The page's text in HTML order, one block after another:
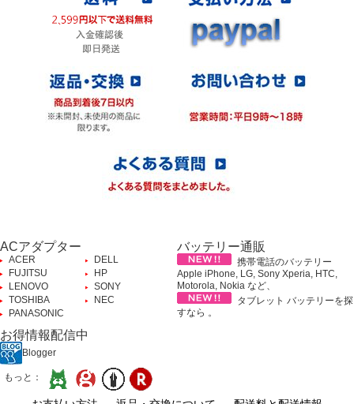
ACアダプター
ACER
DELL
FUJITSU
HP
LENOVO
SONY
TOSHIBA
NEC
PANASONIC
バッテリー通販
携帯電話のバッテリー
Apple iPhone, LG, Sony Xperia, HTC,
Motorola, Nokia など、
タブレット バッテリーを探
すなら 。
お得情報配信中
Blogger
もっと：